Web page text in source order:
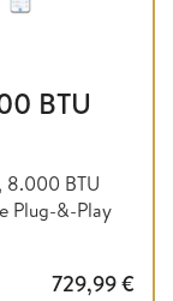
BTU
8.000 BTU
Plug-&-Play
729,99€